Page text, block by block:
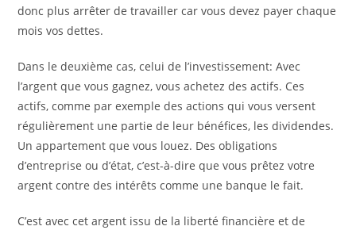
donc plus arrêter de travailler car vous devez payer chaque
mois vos dettes.
Dans le deuxième cas, celui de l’investissement: Avec
l’argent que vous gagnez, vous achetez des actifs. Ces
actifs, comme par exemple des actions qui vous versent
régulièrement une partie de leur bénéfices, les dividendes.
Un appartement que vous louez. Des obligations
d’entreprise ou d’état, c’est-à-dire que vous prêtez votre
argent contre des intérêts comme une banque le fait.
C’est avec cet argent issu de la liberté financière et de